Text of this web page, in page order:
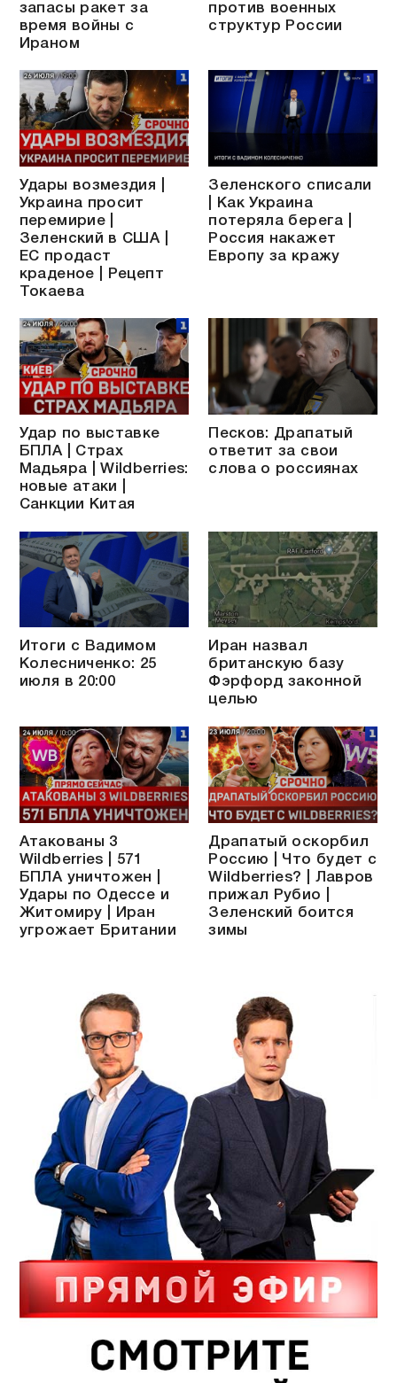
запасы ракет за
время войны с
Ираном
против военных
структур России
Удары возмездия |
Украина просит
перемирие |
Зеленский в США |
ЕС продаст
краденое | Рецепт
Токаева
Зеленского списали
| Как Украина
потеряла берега |
Россия накажет
Европу за кражу
Удар по выставке
БПЛА | Страх
Мадьяра | Wildberries:
новые атаки |
Санкции Китая
Песков: Драпатый
ответит за свои
слова о россиянах
Итоги с Вадимом
Колесниченко: 25
июля в 20:00
Иран назвал
британскую базу
Фэрфорд законной
целью
Атакованы 3
Wildberries | 571
БПЛА уничтожен |
Удары по Одессе и
Житомиру | Иран
угрожает Британии
Драпатый оскорбил
Россию | Что будет с
Wildberries? | Лавров
прижал Рубио |
Зеленский боится
зимы